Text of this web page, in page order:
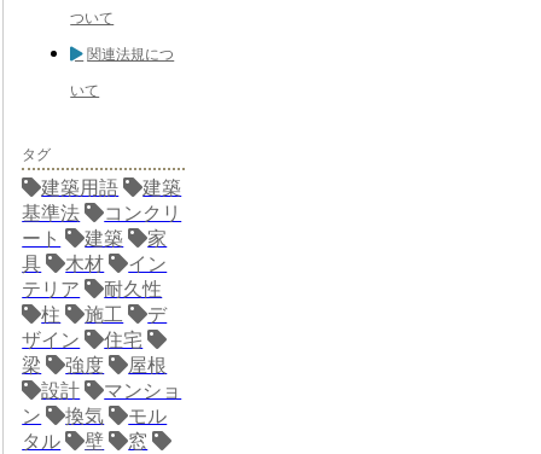
ついて
関連法規につ
いて
タグ
建築用語
建築
基準法
コンクリ
ート
建築
家
具
木材
イン
テリア
耐久性
柱
施工
デ
ザイン
住宅
梁
強度
屋根
設計
マンショ
ン
換気
モル
タル
壁
窓